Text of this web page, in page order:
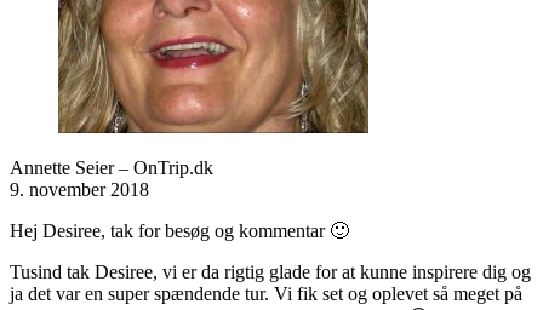
Annette Seier – OnTrip.dk
9. november 2018
Hej Desiree, tak for besøg og kommentar 🙂
Tusind tak Desiree, vi er da rigtig glade for at kunne inspirere dig og
ja det var en super spændende tur. Vi fik set og oplevet så meget på